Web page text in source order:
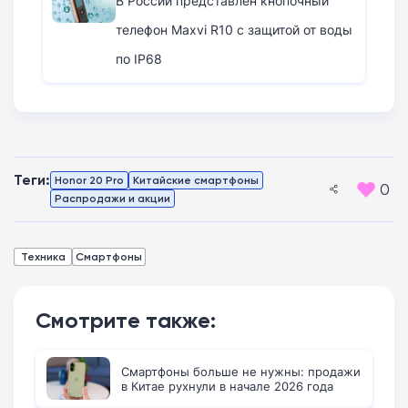
телефон Maxvi R10 с защитой от воды
по IP68
Теги: Honor 20 Pro
Китайские смартфоны
Распродажи и акции
0
Техника Смартфоны
Смотрите также:
Смартфоны больше не нужны: продажи
в Китае рухнули в начале 2026 года